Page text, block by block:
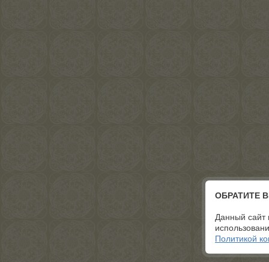
ОБРАТИТЕ
Данный сайт
Политикой